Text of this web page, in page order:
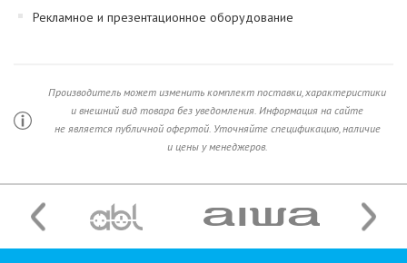
Рекламное и презентационное оборудование
Производитель может изменить комплект поставки, характеристики
и внешний вид товара без уведомления. Информация на сайте
не является публичной офертой. Уточняйте спецификацию, наличие
и цены у менеджеров.